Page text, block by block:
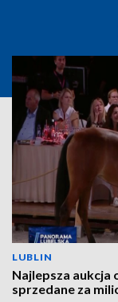
LUBLIN
Najlepsza aukcja
sprzedane za